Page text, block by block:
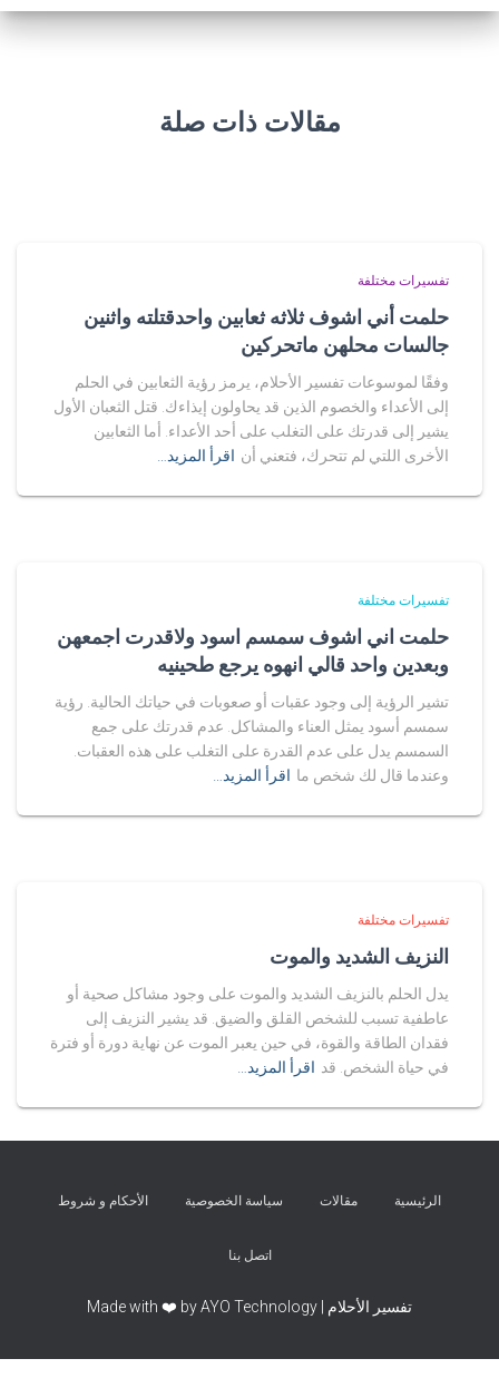
مقالات ذات صلة
تفسيرات مختلفة
حلمت أني اشوف ثلاثه ثعابين واحدقتلته واثنين
جالسات محلهن ماتحركين
وفقًا لموسوعات تفسير الأحلام، يرمز رؤية الثعابين في الحلم
إلى الأعداء والخصوم الذين قد يحاولون إيذاءك. قتل الثعبان الأول
يشير إلى قدرتك على التغلب على أحد الأعداء. أما الثعابين
الأخرى اللتي لم تتحرك، فتعني أن اقرأ المزيد…
تفسيرات مختلفة
حلمت اني اشوف سمسم اسود ولاقدرت اجمعهن
وبعدين واحد قالي انهوه يرجع طحينيه
تشير الرؤية إلى وجود عقبات أو صعوبات في حياتك الحالية. رؤية
سمسم أسود يمثل العناء والمشاكل. عدم قدرتك على جمع
السمسم يدل على عدم القدرة على التغلب على هذه العقبات.
وعندما قال لك شخص ما اقرأ المزيد…
تفسيرات مختلفة
النزيف الشديد والموت
يدل الحلم بالنزيف الشديد والموت على وجود مشاكل صحية أو
عاطفية تسبب للشخص القلق والضيق. قد يشير النزيف إلى
فقدان الطاقة والقوة، في حين يعبر الموت عن نهاية دورة أو فترة
في حياة الشخص. قد اقرأ المزيد…
الرئيسية مقالات سياسة الخصوصية الأحكام و شروط
اتصل بنا
تفسير الأحلام | Made with ❤️ by AYO Technology